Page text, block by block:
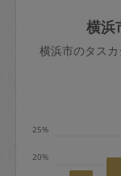
依頼
金額の
※例：
50%
きた
ご注意
玉、な
あわせ
はあり
横浜
横浜市のタスカ
20%
25%